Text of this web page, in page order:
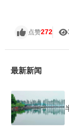
点赞272
最新新闻